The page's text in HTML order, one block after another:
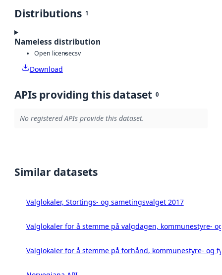
Distributions 1
Nameless distribution
Open licensecsv
Download
APIs providing this dataset 0
No registered APIs provide this dataset.
Similar datasets
Valglokaler, Stortings- og sametingsvalget 2017
Valglokaler for å stemme på valgdagen, kommunestyre-
Valglokaler for å stemme på forhånd, kommunestyre- og